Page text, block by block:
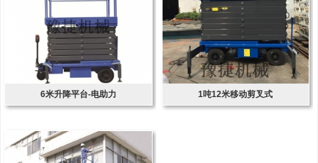
6米升降平台-电助力 1吨12米移动剪叉式